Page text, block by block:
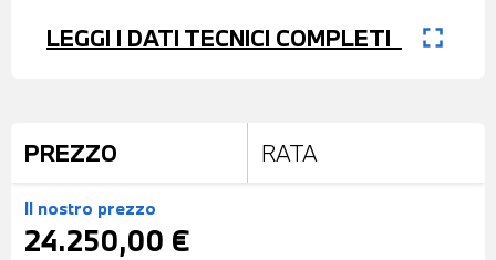
LEGGI I DATI TECNICI COMPLETI fullscreen
PREZZO RATA
Il nostro prezzo
24.250,00 €